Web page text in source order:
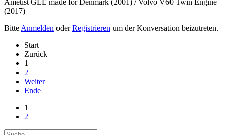
(2017)
Bitte Anmelden oderRegistrieren um der Konversation beizutreten.
Start
Zurück
1
2
Weiter
Ende
1
2